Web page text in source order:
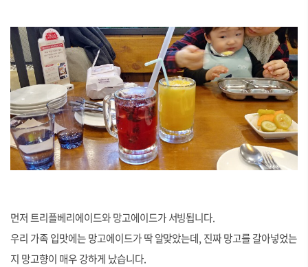
먼저 트리플베리에이드와 망고에이드가 서빙됩니다.
우리 가족 입맛에는 망고에이드가 딱 알맞았는데, 진짜 망고를 갈아넣었는
지 망고향이 매우 강하게 났습니다.